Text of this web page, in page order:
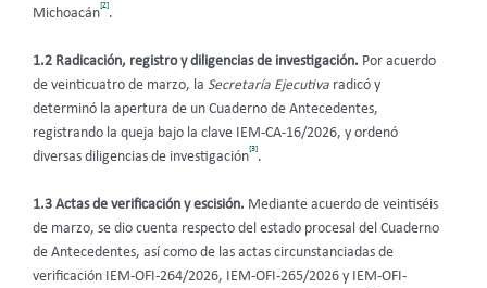
Michoacán
[2]
.
1.2 Radicación, registro y diligencias de investigación. Por acuerdo
de veinticuatro de marzo, la Secretaría Ejecutiva radicó y
determinó la apertura de un Cuaderno de Antecedentes,
registrando la queja bajo la clave IEM-CA-16/2026, y ordenó
diversas diligencias de investigación
[3]
.
1.3 Actas de verificación y escisión. Mediante acuerdo de veintiséis
de marzo, se dio cuenta respecto del estado procesal del Cuaderno
de Antecedentes, así como de las actas circunstanciadas de
verificación IEM-OFI-264/2026, IEM-OFI-265/2026 y IEM-OFI-